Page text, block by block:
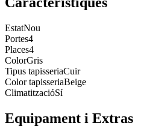
EstatNou
Portes4
Places4
ColorGris
Tipus tapisseriaCuir
Color tapisseriaBeige
ClimatitzacióSí
Equipament i Extras